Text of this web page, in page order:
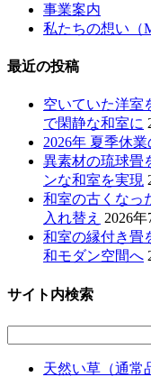
事業案内
私たちの想い（
最近の投稿
空いていた洋室
で閑静な和室に
2026年 夏季休
異素材の琉球畳
ンな和室を実現
和室の古くなっ
入れ替え 2026年
和室の縁付き畳
和モダン空間へ
サイト内検索
天然い草（通常